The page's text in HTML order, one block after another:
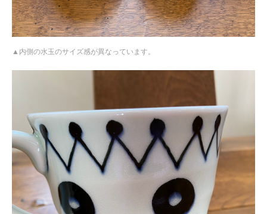
内側の水玉のサイズ感が異なっています。